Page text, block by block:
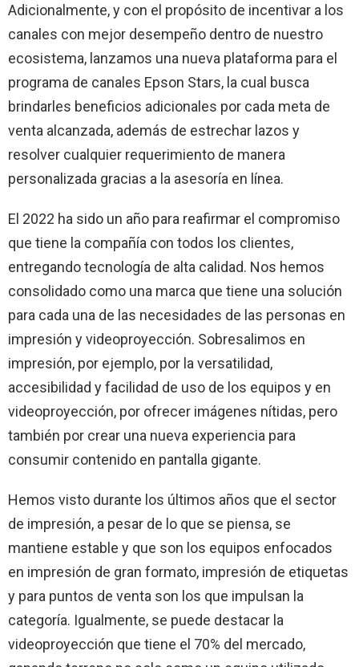
Adicionalmente, y con el propósito de incentivar a los
canales con mejor desempeño dentro de nuestro
ecosistema, lanzamos una nueva plataforma para el
programa de canales Epson Stars, la cual busca
brindarles beneficios adicionales por cada meta de
venta alcanzada, además de estrechar lazos y
resolver cualquier requerimiento de manera
personalizada gracias a la asesoría en línea.
El 2022 ha sido un año para reafirmar el compromiso
que tiene la compañía con todos los clientes,
entregando tecnología de alta calidad. Nos hemos
consolidado como una marca que tiene una solución
para cada una de las necesidades de las personas en
impresión y videoproyección. Sobresalimos en
impresión, por ejemplo, por la versatilidad,
accesibilidad y facilidad de uso de los equipos y en
videoproyección, por ofrecer imágenes nítidas, pero
también por crear una nueva experiencia para
consumir contenido en pantalla gigante.
Hemos visto durante los últimos años que el sector
de impresión, a pesar de lo que se piensa, se
mantiene estable y que son los equipos enfocados
en impresión de gran formato, impresión de etiquetas
y para puntos de venta son los que impulsan la
categoría. Igualmente, se puede destacar la
videoproyección que tiene el 70% del mercado,